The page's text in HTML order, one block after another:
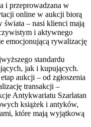
i przeprowadzana w
online w aukcji biorą
świata – nasi klienci mają
i aktywnego
emocjonującą rywalizację
standardu
jak i kupujących.
aukcji – od zgłoszenia
transakcji –
Antykwariatu Szarlatan
książek i antyków,
które mają wyjątkową